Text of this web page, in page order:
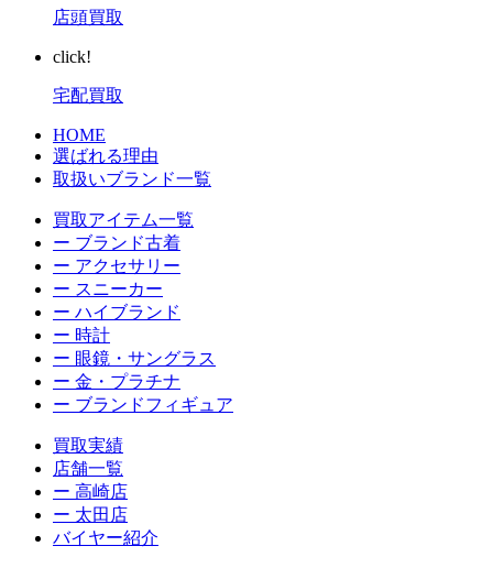
店頭買取
click!
宅配買取
HOME
選ばれる理由
取扱いブランド一覧
買取アイテム一覧
ー ブランド古着
ー アクセサリー
ー スニーカー
ー ハイブランド
ー 時計
ー 眼鏡・サングラス
ー 金・プラチナ
ー ブランドフィギュア
買取実績
店舗一覧
ー 高崎店
ー 太田店
バイヤー紹介